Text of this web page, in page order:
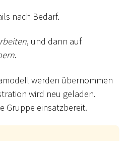
nach Bedarf.
, und dann auf
.
werden übernommen
wird neu geladen.
Gruppe einsatzbereit.